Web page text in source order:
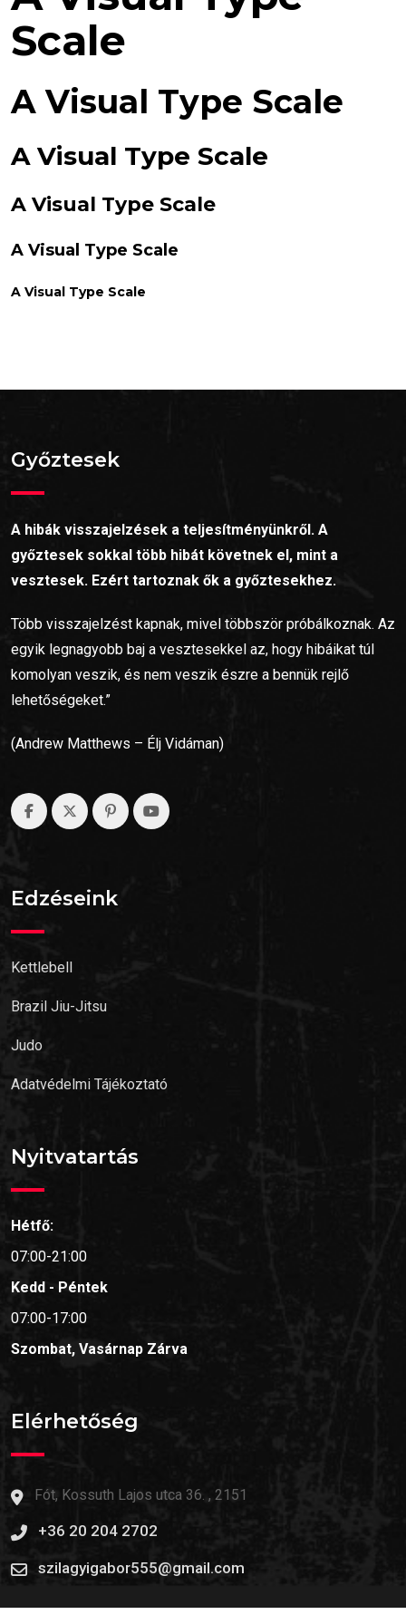
Scale
A Visual Type Scale
A Visual Type Scale
A Visual Type Scale
A Visual Type Scale
A Visual Type Scale
Győztesek
A hibák visszajelzések a teljesítményünkről. A
győztesek sokkal több hibát követnek el, mint a
vesztesek. Ezért tartoznak ők a győztesekhez.
Több visszajelzést kapnak, mivel többször próbálkoznak. Az
egyik legnagyobb baj a vesztesekkel az, hogy hibáikat túl
komolyan veszik, és nem veszik észre a bennük rejlő
lehetőségeket.”
(Andrew Matthews – Élj Vidáman)
Edzéseink
Kettlebell
Brazil Jiu-Jitsu
Judo
Adatvédelmi Tájékoztató
Nyitvatartás
Hétfő:
07:00-21:00
Kedd - Péntek
07:00-17:00
Szombat, Vasárnap Zárva
Elérhetőség
Fót, Kossuth Lajos utca 36. , 2151
+36 20 204 2702
szilagyigabor555@gmail.com